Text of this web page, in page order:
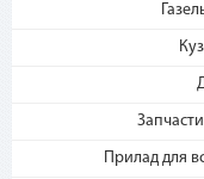
Прилад для
«Мгновенная